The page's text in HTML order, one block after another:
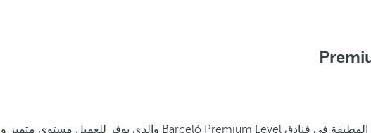
المطبقة في فنادق Barceló Premium Level والذي يوفر للعميل مستوى متميز وحصري.